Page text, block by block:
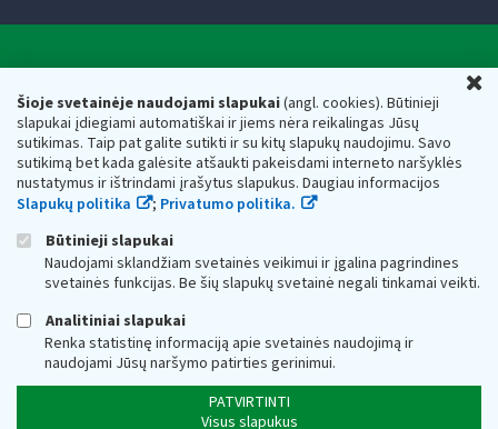
Šioje svetainėje naudojami slapukai(angl. cookies). Būtinieji
slapukai įdiegiami automatiškai ir jiems nėra reikalingas Jūsų
sutikimas. Taip pat galite sutikti ir su kitų slapukų naudojimu. Savo
sutikimą bet kada galėsite atšaukti pakeisdami interneto naršyklės
nustatymus ir ištrindami įrašytus slapukus. Daugiau informacijos
Slapukų politika
; Privatumo politika.
Būtinieji slapukai
Naudojami sklandžiam svetainės veikimui ir įgalina pagrindines
svetainės funkcijas. Be šių slapukų svetainė negali tinkamai veikti.
Analitiniai slapukai
Renka statistinę informaciją apie svetainės naudojimą ir
naudojami Jūsų naršymo patirties gerinimui.
PATVIRTINTI
Visus slapukus
Respublikos finansų ministerijos
Biudžetinė įstaiga. Juridinio asmens kodas — 188659752,
adresas: Vasario 16-osios g. 14, 01107 Vilnius, Lietuva, el.paštas:
vmi@vmi.lt, E. pristatymo dėžutės adresas 188659752
Duomenys apie Valstybinę mokesčių inspekciją prie Lietuvos
Respublikos finansų ministerijos kaupiami ir saugomi Juridinių